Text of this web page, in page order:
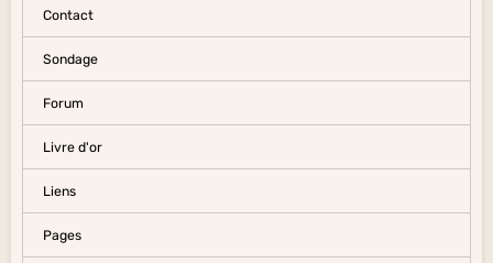
Contact
Sondage
Forum
Livre d'or
Liens
Pages